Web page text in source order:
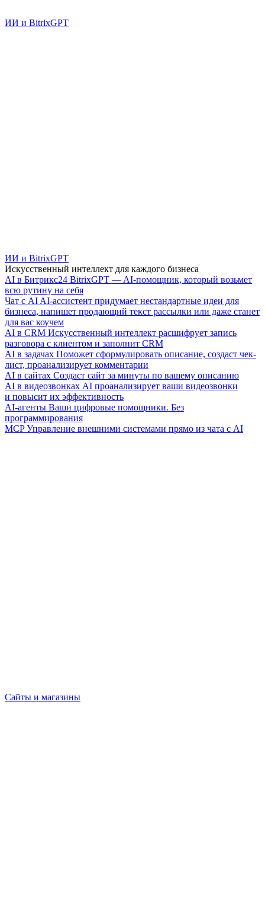
ИИ и BitrixGPT
ИИ и BitrixGPT
Искусственный интеллект для каждого бизнеса
AI в Битрикс24 BitrixGPT — AI-помощник, который возьмет
всю рутину на себя
Чат с AI AI-ассистент придумает нестандартные идеи для
бизнеса, напишет продающий текст рассылки или даже станет
для вас коучем
AI в CRM Искусственный интеллект расшифрует запись
разговора с клиентом и заполнит CRM
AI в задачах Поможет сформулировать описание, создаст чек-
лист, проанализирует комментарии
AI в сайтах Создаст сайт за минуты по вашему описанию
AI в видеозвонках AI проанализирует ваши видеозвонки
и повысит их эффективность
AI-агенты Ваши цифровые помощники. Без
программирования
MCP Управление внешними системами прямо из чата с AI
Сайты и магазины